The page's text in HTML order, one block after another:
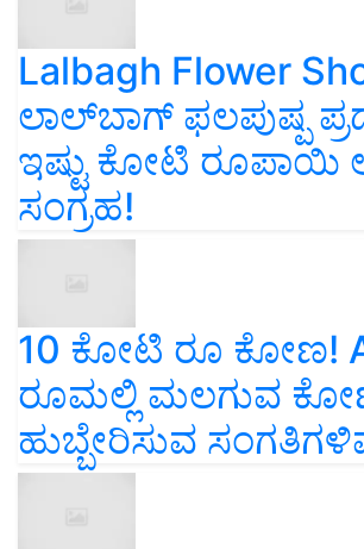
Lalbagh Flower
ಲಾಲ್‌ಬಾಗ್ ಫಲಪುಷ್ಪ
ಇಷ್ಟು ಕೋಟಿ
ಸಂಗ್ರಹ!
10 ಕೋಟಿ ರೂ ಕೋಣ!
ರೂಮಲ್ಲಿ ಮಲಗುವ
ಹುಬ್ಬೇರಿಸುವ